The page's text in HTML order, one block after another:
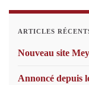
ARTICLES
Nouveau site
Annoncé depuis